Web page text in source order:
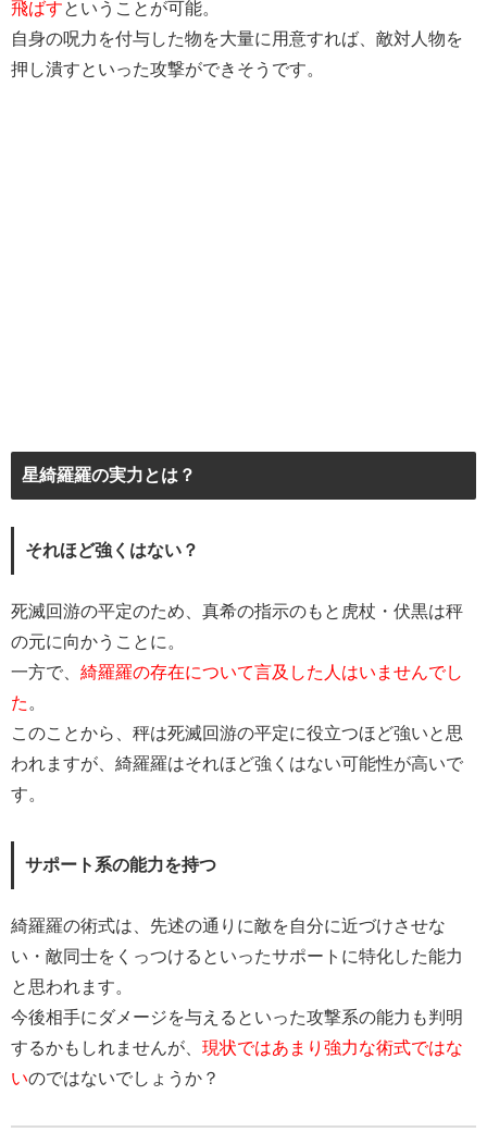
飛ばすということが可能。
自身の呪力を付与した物を大量に用意すれば、敵対人物を
押し潰すといった攻撃ができそうです。
星綺羅羅の実力とは？
それほど強くはない？
死滅回游の平定のため、真希の指示のもと虎杖・伏黒は秤
の元に向かうことに。
一方で、 綺羅羅の存在について言及した人はいませんでし
た 。
このことから、秤は死滅回游の平定に役立つほど強いと思
われますが、綺羅羅はそれほど強くはない可能性が高いで
す。
サポート系の能力を持つ
綺羅羅の術式は、先述の通りに敵を自分に近づけさせな
い・敵同士をくっつけるといったサポートに特化した能力
と思われます。
今後相手にダメージを与えるといった攻撃系の能力も判明
するかもしれませんが、 現状ではあまり強力な術式ではな
いのではないでしょうか？